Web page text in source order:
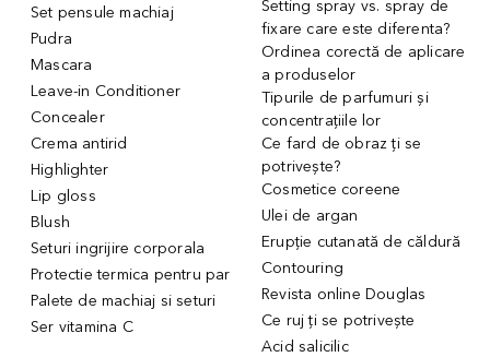
Set pensule machiaj
Pudra
Mascara
Leave-in Conditioner
Concealer
Crema antirid
Highlighter
Lip gloss
Blush
Seturi ingrijire corporala
Protectie termica pentru par
Palete de machiaj si seturi
Ser vitamina C
Setting spray vs. spray de
fixare care este diferenta?
Ordinea corectă de aplicare
a produselor
Tipurile de parfumuri și
concentrațiile lor
Ce fard de obraz ți se
potrivește?
Cosmetice coreene
Ulei de argan
Erupție cutanată de căldură
Contouring
Revista online Douglas
Ce ruj ți se potrivește
Acid salicilic